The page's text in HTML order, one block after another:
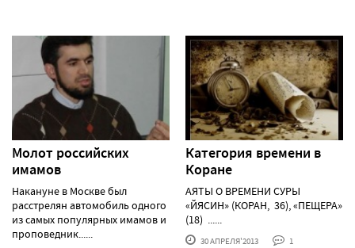
Молот российских
имамов
Накануне в Москве был
расстрелян автомобиль одного
из самых популярных имамов и
проповедник......
Категория времени в
Коране
АЯТЫ О ВРЕМЕНИ СУРЫ
«ЙЯСИН» (КОРАН, 36), «ПЕЩЕРА»
(18) ......
30 АПРЕЛЯ'2013 1